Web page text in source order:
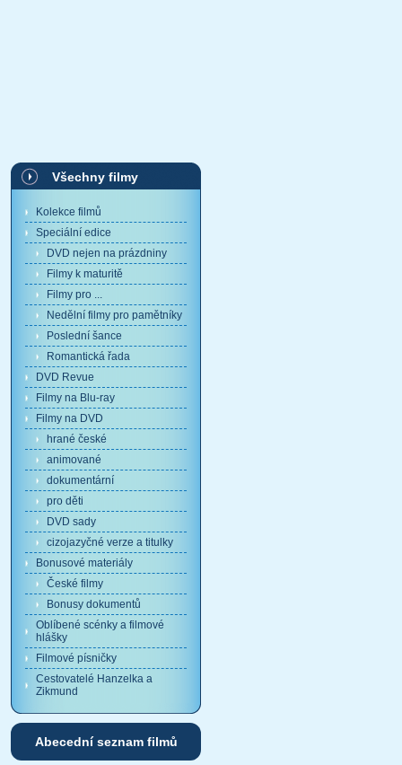
Všechny filmy
Kolekce filmů
Speciální edice
DVD nejen na prázdniny
Filmy k maturitě
Filmy pro ...
Nedělní filmy pro pamětníky
Poslední šance
Romantická řada
DVD Revue
Filmy na Blu-ray
Filmy na DVD
hrané české
animované
dokumentární
pro děti
DVD sady
cizojazyčné verze a titulky
Bonusové materiály
České filmy
Bonusy dokumentů
Oblíbené scénky a filmové
hlášky
Filmové písničky
Cestovatelé Hanzelka a
Zikmund
Abecední seznam filmů